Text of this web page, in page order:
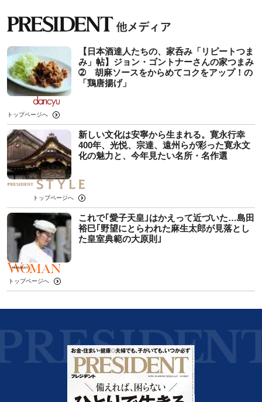
【日本酒達人たちの、家呑み「リピートつま
み」帖】ジョン・ゴントナーさんの家つまみ
➁ 胡麻ソースをからめてコクをアップ！の
「鶏唐揚げ」
トップページへ
新しい文化は安寧から生まれる。寛永行幸
400年、光悦、宗達、遠州らが彩った寛永文
化の魅力と、今年見たい名所・名作選
トップページへ
これで｢愛子天皇｣はかえって近づいた…島田
裕巳｢野望にとらわれた麻生太郎が見落とし
た皇室典範の大原則｣
トップページへ